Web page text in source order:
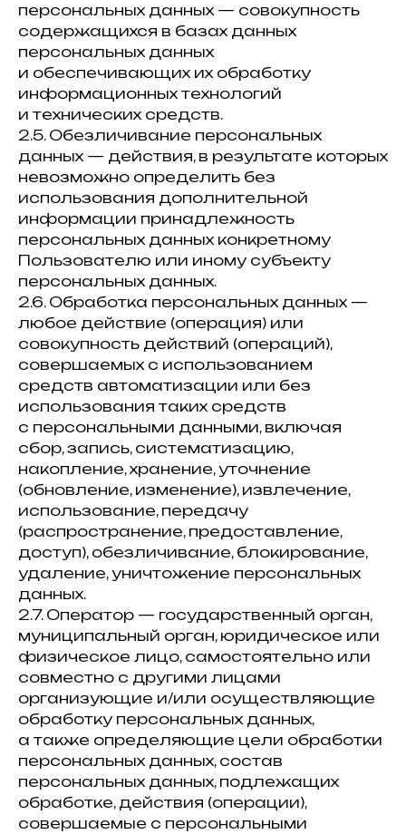
персональных данных — совокупность
содержащихся в базах данных
персональных данных
и обеспечивающих их обработку
информационных технологий
и технических средств.
2.5. Обезличивание персональных
данных — действия, в результате которых
невозможно определить без
использования дополнительной
информации принадлежность
персональных данных конкретному
Пользователю или иному субъекту
персональных данных.
2.6. Обработка персональных данных —
любое действие (операция) или
совокупность действий (операций),
совершаемых с использованием
средств автоматизации или без
использования таких средств
с персональными данными, включая
сбор, запись, систематизацию,
накопление, хранение, уточнение
(обновление, изменение), извлечение,
использование, передачу
(распространение, предоставление,
доступ), обезличивание, блокирование,
удаление, уничтожение персональных
данных.
2.7. Оператор — государственный орган,
муниципальный орган, юридическое или
физическое лицо, самостоятельно или
совместно с другими лицами
организующие и/или осуществляющие
обработку персональных данных,
а также определяющие цели обработки
персональных данных, состав
персональных данных, подлежащих
обработке, действия (операции),
совершаемые с персональными